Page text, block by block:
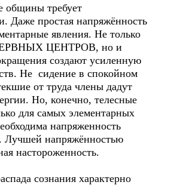
требует
Даже простая напряжённость
явления. Не только
ЦЕНТРОВ, но и
создают усиленную
Не сидение в спокойном
от труда члены дадут
Но, конечно, телесные
для самых элементарных
напряженность
Лучшей напряжённостью
настороженность.
сознания характерно